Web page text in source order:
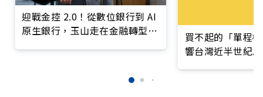
迎戰金控 2.0！從數位銀行到 AI
原生銀行，玉山走在金融轉型最
買不起的「單程
響台灣近半世紀